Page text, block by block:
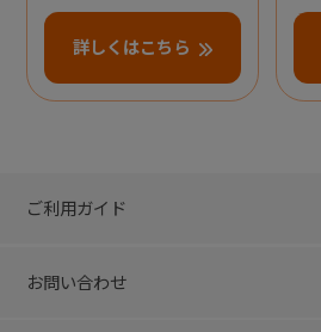
詳しくはこちら
ご利用ガイド
お問い合わせ